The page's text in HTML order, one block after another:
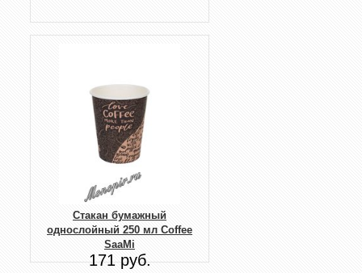
Стакан бумажный
однослойный 250 мл Coffee
SaaMi
171 руб.